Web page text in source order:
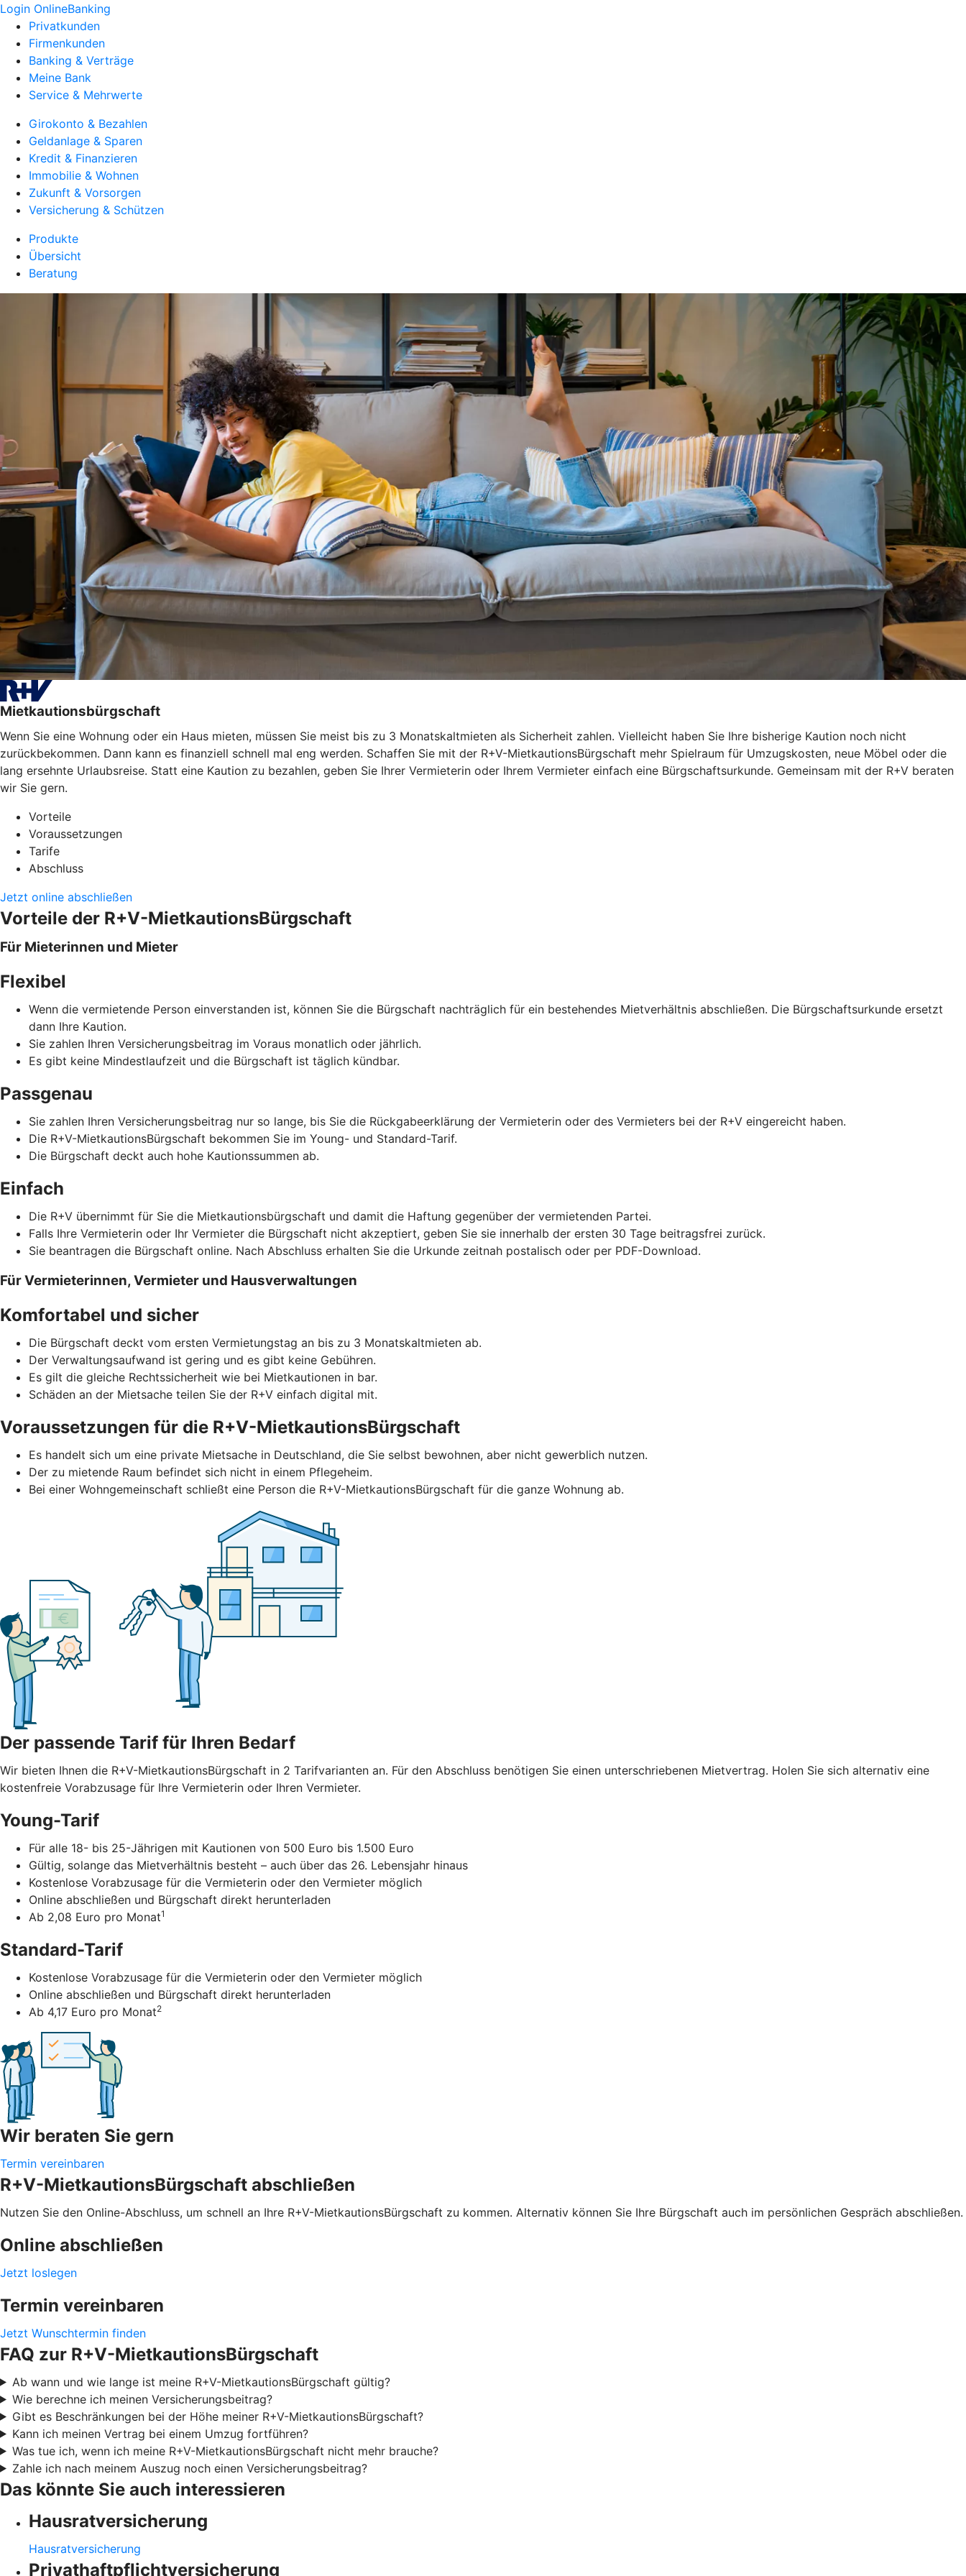
Login OnlineBanking
Privatkunden
Firmenkunden
Banking & Verträge
Meine Bank
Service & Mehrwerte
Girokonto & Bezahlen
Geldanlage & Sparen
Kredit & Finanzieren
Immobilie & Wohnen
Zukunft & Vorsorgen
Versicherung & Schützen
Produkte
Übersicht
Beratung
Mietkautionsbürgschaft
Wenn Sie eine Wohnung oder ein Haus mieten, müssen Sie meist bis zu 3 Monatskaltmieten als Sicherheit zahlen. Vielleicht haben Sie Ihre bisherige Kaution noch nicht
zurückbekommen. Dann kann es finanziell schnell mal eng werden. Schaffen Sie mit der R+V-MietkautionsBürgschaft mehr Spielraum für Umzugskosten, neue Möbel oder die
lang ersehnte Urlaubsreise. Statt eine Kaution zu bezahlen, geben Sie Ihrer Vermieterin oder Ihrem Vermieter einfach eine Bürgschaftsurkunde. Gemeinsam mit der R+V beraten
wir Sie gern.
Vorteile
Voraussetzungen
Tarife
Abschluss
Jetzt online abschließen
Vorteile der R+V-MietkautionsBürgschaft
Für Mieterinnen und Mieter
Flexibel
Wenn die vermietende Person einverstanden ist, können Sie die Bürgschaft nachträglich für ein bestehendes Mietverhältnis abschließen. Die Bürgschaftsurkunde ersetzt
dann Ihre Kaution.
Sie zahlen Ihren Versicherungsbeitrag im Voraus monatlich oder jährlich.
Es gibt keine Mindestlaufzeit und die Bürgschaft ist täglich kündbar.
Passgenau
Sie zahlen Ihren Versicherungsbeitrag nur so lange, bis Sie die Rückgabeerklärung der Vermieterin oder des Vermieters bei der R+V eingereicht haben.
Die R+V-MietkautionsBürgschaft bekommen Sie im Young- und Standard-Tarif.
Die Bürgschaft deckt auch hohe Kautionssummen ab.
Einfach
Die R+V übernimmt für Sie die Mietkautionsbürgschaft und damit die Haftung gegenüber der vermietenden Partei.
Falls Ihre Vermieterin oder Ihr Vermieter die Bürgschaft nicht akzeptiert, geben Sie sie innerhalb der ersten 30 Tage beitragsfrei zurück.
Sie beantragen die Bürgschaft online. Nach Abschluss erhalten Sie die Urkunde zeitnah postalisch oder per PDF-Download.
Für Vermieterinnen, Vermieter und Hausverwaltungen
Komfortabel und sicher
Die Bürgschaft deckt vom ersten Vermietungstag an bis zu 3 Monatskaltmieten ab.
Der Verwaltungsaufwand ist gering und es gibt keine Gebühren.
Es gilt die gleiche Rechtssicherheit wie bei Mietkautionen in bar.
Schäden an der Mietsache teilen Sie der R+V einfach digital mit.
Voraussetzungen für die R+V-MietkautionsBürgschaft
Es handelt sich um eine private Mietsache in Deutschland, die Sie selbst bewohnen, aber nicht gewerblich nutzen.
Der zu mietende Raum befindet sich nicht in einem Pflegeheim.
Bei einer Wohngemeinschaft schließt eine Person die R+V-MietkautionsBürgschaft für die ganze Wohnung ab.
Der passende Tarif für Ihren Bedarf
Wir bieten Ihnen die R+V-MietkautionsBürgschaft in 2 Tarifvarianten an. Für den Abschluss benötigen Sie einen unterschriebenen Mietvertrag. Holen Sie sich alternativ eine
kostenfreie Vorabzusage für Ihre Vermieterin oder Ihren Vermieter.
Young-Tarif
Für alle 18- bis 25-Jährigen mit Kautionen von 500 Euro bis 1.500 Euro
Gültig, solange das Mietverhältnis besteht – auch über das 26. Lebensjahr hinaus
Kostenlose Vorabzusage für die Vermieterin oder den Vermieter möglich
Online abschließen und Bürgschaft direkt herunterladen
Ab 2,08 Euro pro Monat1
Standard-Tarif
Kostenlose Vorabzusage für die Vermieterin oder den Vermieter möglich
Online abschließen und Bürgschaft direkt herunterladen
Ab 4,17 Euro pro Monat2
Wir beraten Sie gern
Termin vereinbaren
R+V-MietkautionsBürgschaft abschließen
Nutzen Sie den Online-Abschluss, um schnell an Ihre R+V-MietkautionsBürgschaft zu kommen. Alternativ können Sie Ihre Bürgschaft auch im persönlichen Gespräch abschließen.
Online abschließen
Jetzt loslegen
Termin vereinbaren
Jetzt Wunschtermin finden
FAQ zur R+V-MietkautionsBürgschaft
Ab wann und wie lange ist meine R+V-MietkautionsBürgschaft gültig?
Wie berechne ich meinen Versicherungsbeitrag?
Gibt es Beschränkungen bei der Höhe meiner R+V-MietkautionsBürgschaft?
Kann ich meinen Vertrag bei einem Umzug fortführen?
Was tue ich, wenn ich meine R+V-MietkautionsBürgschaft nicht mehr brauche?
Zahle ich nach meinem Auszug noch einen Versicherungsbeitrag?
Das könnte Sie auch interessieren
Hausratversicherung
Hausratversicherung
Privathaftpflichtversicherung